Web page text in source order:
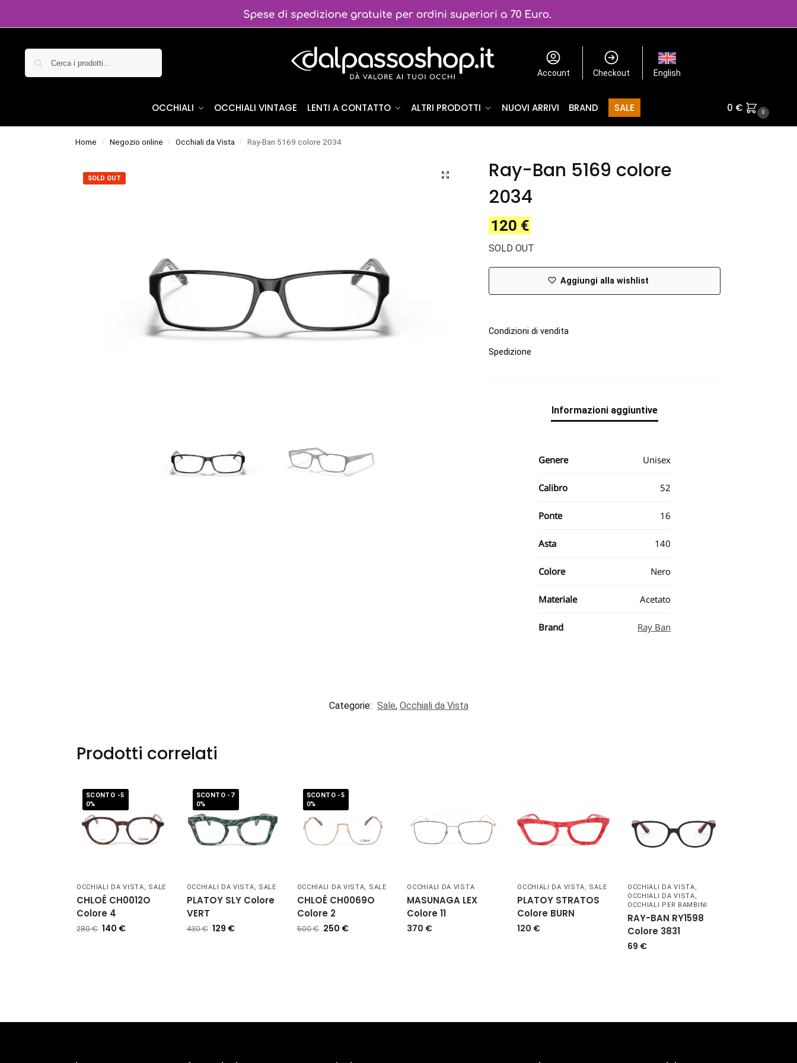
Account Checkout English
OCCHIALI OCCHIALI VINTAGE LENTI A CONTATTO ALTRI PRODOTTI NUOVI ARRIVI BRAND SALE 0 € 0
Home / Negozio online / Occhiali da Vista / Ray-Ban 5169 colore 2034
SOLD OUT
Ray-Ban 5169 colore
2034
120 €
SOLD OUT
Aggiungi alla wishlist
Condizioni di vendita
Spedizione
Informazioni aggiuntive
Genere Unisex
Calibro 52
Ponte 16
Asta 140
Colore Nero
Materiale Acetato
Brand Ray Ban
Categorie: Sale, Occhiali da Vista
Prodotti correlati
SCONTO -5
0%
OCCHIALI DA VISTA, SALE
CHLOÉ CH0012O
Colore 4
280€ 140 €
SCONTO -7
0%
OCCHIALI DA VISTA, SALE
PLATOY SLY Colore
VERT
430€ 129 €
SCONTO -5
0%
OCCHIALI DA VISTA, SALE
CHLOÉ CH0069O
Colore 2
500€ 250 €
OCCHIALI DA VISTA
MASUNAGA LEX
Colore 11
370 €
OCCHIALI DA VISTA, SALE
PLATOY STRATOS
Colore BURN
120 €
OCCHIALI DA VISTA,
OCCHIALI DA VISTA,
OCCHIALI PER BAMBINI
RAY-BAN RY1598
Colore 3831
69 €